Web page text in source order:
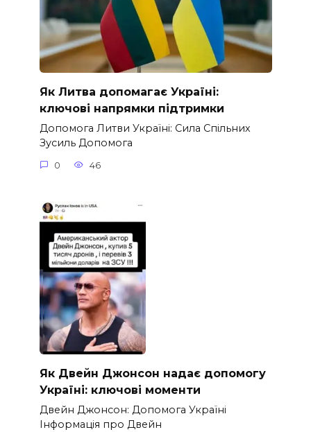
Як Литва допомагає Україні:
ключові напрямки підтримки
Допомога Литви Україні: Сила Спільних
Зусиль Допомога
0 46
Як Двейн Джонсон надає допомогу
Україні: ключові моменти
Двейн Джонсон: Допомога Україні
Інформація про Двейн